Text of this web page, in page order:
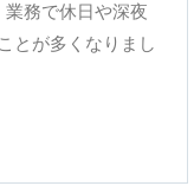
務で休日や深夜
とが多くなりまし